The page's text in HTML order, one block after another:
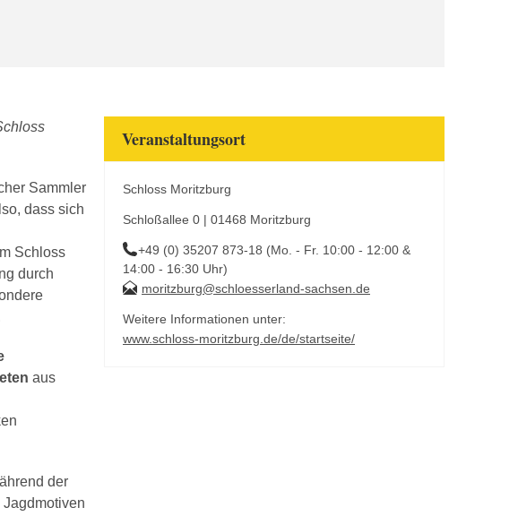
Sammler
dass sich
Schloss
durch
aus
der
Veranstaltungsort
Schloss Moritzburg
Schloßallee 0 | 01468 Moritzburg
+49 (0) 35207 873-18 (Mo. - Fr. 10:00 - 12:00 &
14:00 - 16:30 Uhr)
moritzburg@schloesserland-sachsen.de
Weitere Informationen unter:
www.schloss-moritzburg.de/de/startseite/